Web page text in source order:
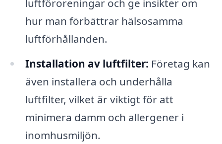
luftföroreningar och ge insikter om
hur man förbättrar hälsosamma
luftförhållanden.
Installation av luftfilter: Företag kan
även installera och underhålla
luftfilter, vilket är viktigt för att
minimera damm och allergener i
inomhusmiljön.